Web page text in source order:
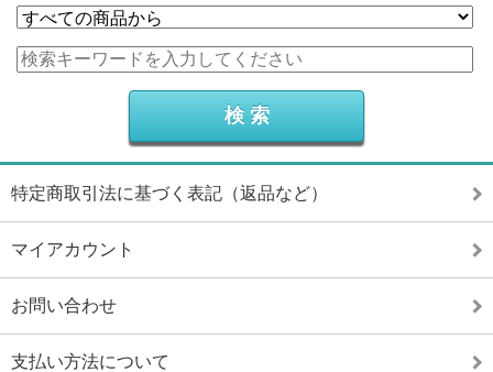
特定商取引法に基づく表記（返品など）
マイアカウント
お問い合わせ
支払い方法について